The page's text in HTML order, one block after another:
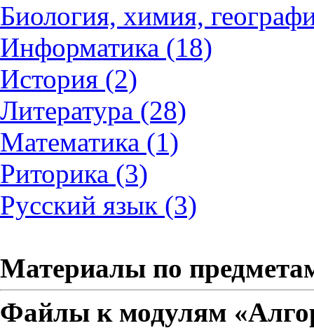
Биология, химия,
Информатика (18)
История (2)
Литература (28)
Математика (1)
Риторика (3)
Русский язык (3)
Материалы по
Файлы к модулям